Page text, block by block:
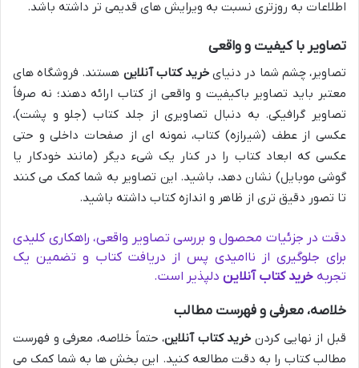
اطلاعات به روزتری نسبت به ویرایش های قدیمی تر داشته باشد.
تصاویر با کیفیت و واقعی
تصاویر، چشم شما در دنیای خرید کتاب آنلاین هستند. فروشگاه های
معتبر باید تصاویر باکیفیت و واقعی از کتاب ارائه دهند؛ نه صرفاً
تصاویر گرافیکی. به دنبال تصاویری از جلد کتاب (جلو و پشت)،
عکسی از عطف (شیرازه) کتاب، نمونه ای از صفحات داخلی و حتی
عکسی که ابعاد کتاب را در کنار یک شیء دیگر (مانند خودکار یا
گوشی موبایل) نشان دهد، باشید. این تصاویر به شما کمک می کنند
تا تصور دقیق تری از ظاهر و اندازه کتاب داشته باشید.
دقت در جزئیات محصول و بررسی تصاویر واقعی، راهکاری کلیدی
برای جلوگیری از ناامیدی پس از دریافت کتاب و تضمین یک
تجربه خرید کتاب آنلاین دلپذیر است.
خلاصه، معرفی و فهرست مطالب
قبل از نهایی کردن خرید کتاب آنلاین، حتماً خلاصه، معرفی و فهرست
مطالب کتاب را به دقت مطالعه کنید. این بخش ها به شما کمک می